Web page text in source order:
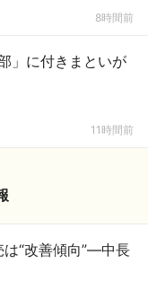
8時間前
」に付きまといが
11時間前
は“改善傾向”―中長